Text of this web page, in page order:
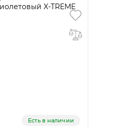
Есть в наличии